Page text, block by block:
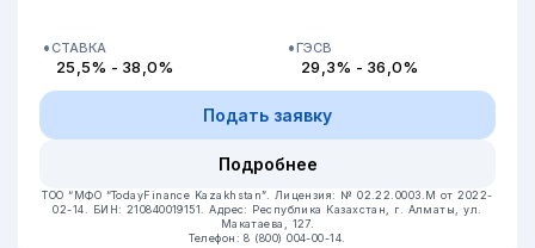
СТАВКА
25,5% - 38,0%
ГЭСВ
29,3% - 36,0%
Подать заявку
Подробнее
ТОО “МФО “TodayFinance Kazakhstan”.
Лицензия: № 02.22.0003.М от 2022-
02-14.
БИН: 210840019151.Адрес: Республика Казахстан, г. Алматы, ул.
Макатаева, 127.
Телефон: 8 (800) 004-00-14.